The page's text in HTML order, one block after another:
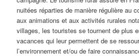
nuitées réparties de manière régulière au
aux animations et aux activités rurales
villages, les touristes se tournent de plus
vacances qui leur permettent de se
l’environnement et/ou de faire